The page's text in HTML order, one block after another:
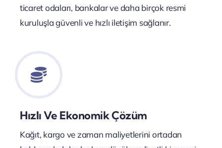
ticaret odaları, bankalar ve daha birçok resmi
kuruluşla güvenli ve hızlı iletişim sağlanır.
Hızlı Ve Ekonomik Çözüm
Kağıt, kargo ve zaman maliyetlerini ortadan